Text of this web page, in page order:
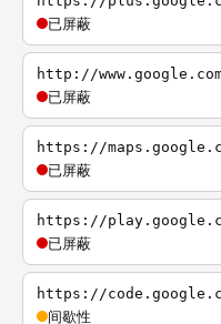
已屏蔽
http://
已屏蔽
https://
已屏蔽
https://
已屏蔽
https://
间歇性